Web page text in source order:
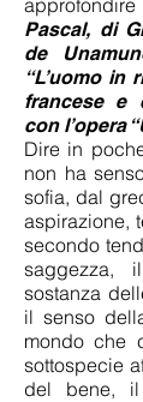
Pascal, di
de
“L’uomo in
francese e
con l’opera
Dire in
non ha
sofia, dal
aspirazione,
secondo
saggezza,
sostanza
il senso
mondo che
sottospecie
del bene, il